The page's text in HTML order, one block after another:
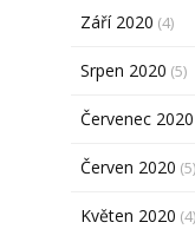
Září 2020 (4)
Srpen 2020 (5)
Červenec 2020
Červen 2020 (5)
Květen 2020 (4)